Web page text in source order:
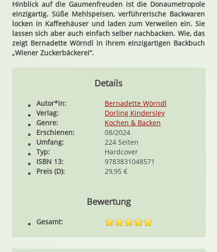
Hinblick auf die Gaumenfreuden ist die Donaumetropole
einzigartig. Süße Mehlspeisen, verführerische Backwaren
locken in Kaffeehäuser und laden zum Verweilen ein. Sie
lassen sich aber auch einfach selber nachbacken. Wie, das
zeigt Bernadette Wörndl in ihrem einzigartigen Backbuch
„Wiener Zuckerbäckerei“.
Details
Autor*in:
Bernadette Wörndl
Verlag:
Dorling Kindersley
Genre:
Kochen & Backen
Erschienen:
08/2024
Umfang:
224 Seiten
Typ:
Hardcover
ISBN 13:
9783831048571
Preis (D):
29,95 €
Bewertung
Gesamt: